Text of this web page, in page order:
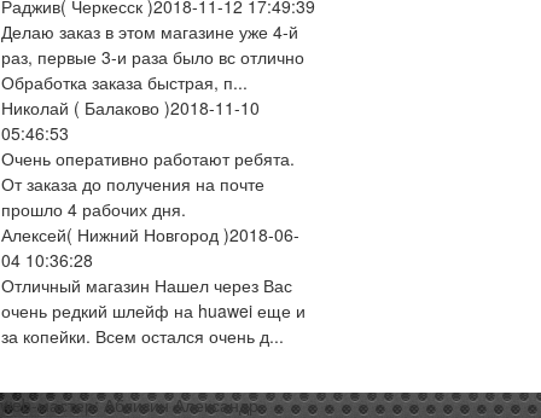
Раджив( Черкесск )2018-11-12 17:49:39
Делаю заказ в этом магазине уже 4-й
раз, первые 3-и раза было вс отлично
Обработка заказа быстрая, п...
Николай ( Балаково )2018-11-10
05:46:53
Очень оперативно работают ребята.
От заказа до получения на почте
прошло 4 рабочих дня.
Алексей( Нижний Новгород )2018-06-
04 10:36:28
Отличный магазин Нашел через Вас
очень редкий шлейф на huawei еще и
за копейки. Всем остался очень д...
web-мастер:Аблизин Александр